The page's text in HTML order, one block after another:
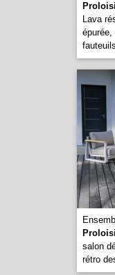
Lava
épurée,
salon
rétro